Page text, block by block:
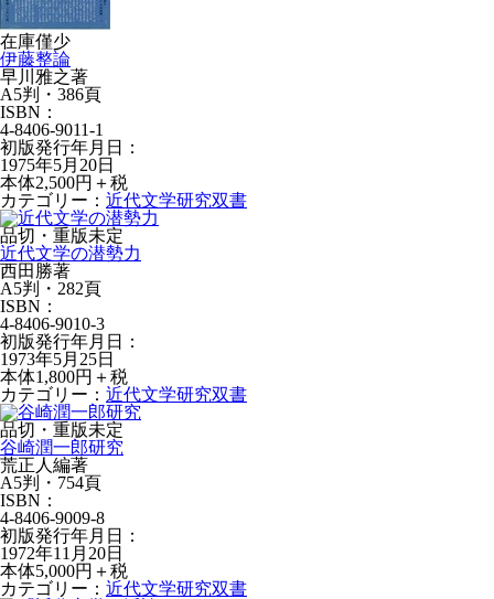
在庫僅少
伊藤整論
早川雅之著
A5判・386頁
ISBN：
4-8406-9011-1
初版発行年月日：
1975年5月20日
本体2,500円＋税
カテゴリー： 近代文学研究双書
品切・重版未定
近代文学の潜勢力
西田勝著
A5判・282頁
ISBN：
4-8406-9010-3
初版発行年月日：
1973年5月25日
本体1,800円＋税
カテゴリー： 近代文学研究双書
品切・重版未定
谷崎潤一郎研究
荒正人編著
A5判・754頁
ISBN：
4-8406-9009-8
初版発行年月日：
1972年11月20日
本体5,000円＋税
カテゴリー： 近代文学研究双書